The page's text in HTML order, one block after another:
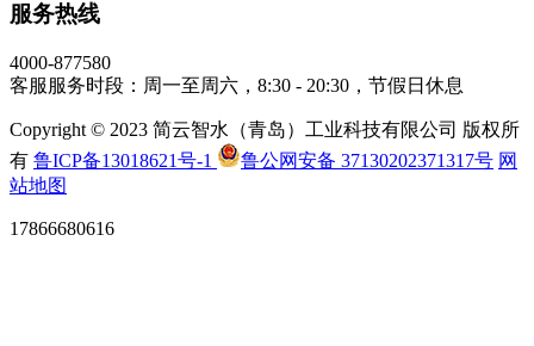
服务热线
4000-877580
客服服务时段：周一至周六，8:30 - 20:30，节假日休息
Copyright © 2023 简云智水（青岛）工业科技有限公司 版权所
有 鲁ICP备13018621号-1 鲁公网安备 37130202371317号 网
站地图
17866680616